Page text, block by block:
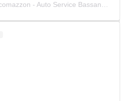
Un post condiviso da Scomazzon - Auto Service Bassano (@scomazzon_asb)